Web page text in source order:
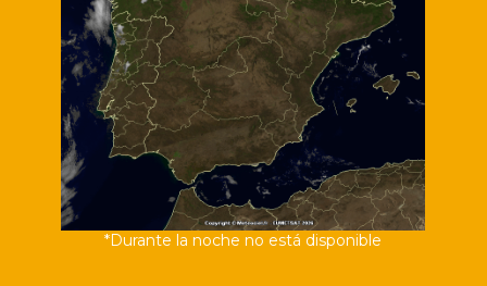
*Durante la noche no está disponible